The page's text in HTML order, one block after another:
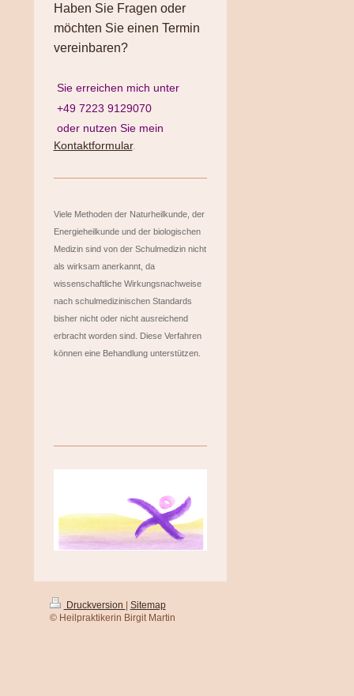
Haben Sie Fragen oder
möchten Sie einen Termin
vereinbaren?
Sie erreichen mich unter
+49 7223 9129070
oder nutzen Sie mein
Kontaktformular.
Viele Methoden der Naturheilkunde, der
Energieheilkunde und der biologischen
Medizin sind von der Schulmedizin nicht
als wirksam anerkannt, da
wissenschaftliche Wirkungsnachweise
nach schulmedizinischen Standards
bisher nicht oder nicht ausreichend
erbracht worden sind. Diese Verfahren
können eine Behandlung unterstützen.
Druckversion
Sitemap
© Heilpraktikerin Birgit Martin